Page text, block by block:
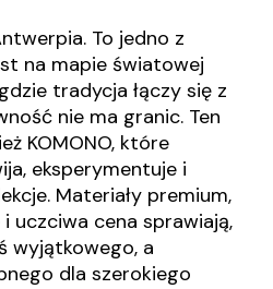
To jedno z
na mapie światowej
tradycja łączy się z
nie ma granic. Ten
KOMONO, które
eksperymentuje i
Materiały premium,
uczciwa cena sprawiają,
wyjątkowego, a
dla szerokiego